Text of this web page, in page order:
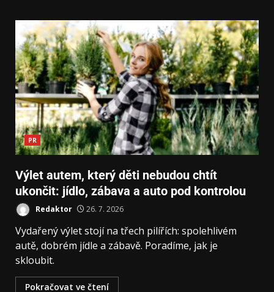
PR
Výlet autem, který děti nebudou chtít
ukončit: jídlo, zábava a auto pod kontrolou
Redaktor 26. 7. 2026
Vydařený výlet stojí na třech pilířích: spolehlivém
autě, dobrém jídle a zábavě. Poradíme, jak je
skloubit.
Pokračovat ve čtení